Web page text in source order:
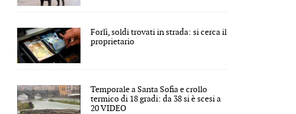
Forlì, soldi trovati in strada: si cerca il
proprietario
Temporale a Santa Sofia e crollo
termico di 18 gradi: da 38 si è scesi a
20 VIDEO